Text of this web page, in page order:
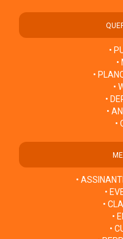
•
•
•
•
•
•
•
•
•
•
•
•